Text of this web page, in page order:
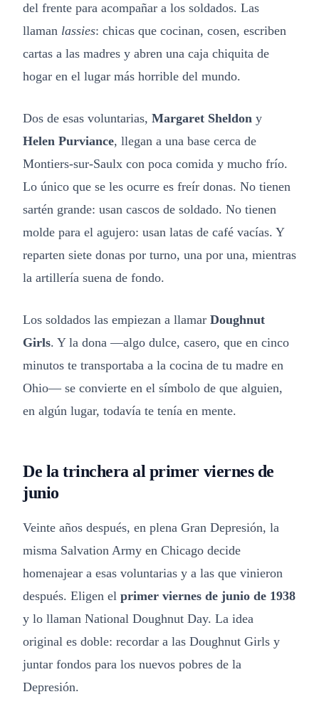
del frente para acompañar a los soldados. Las
llaman lassies: chicas que cocinan, cosen, escriben
cartas a las madres y abren una caja chiquita de
hogar en el lugar más horrible del mundo.
Dos de esas voluntarias, Margaret Sheldon y
Helen Purviance, llegan a una base cerca de
Montiers-sur-Saulx con poca comida y mucho frío.
Lo único que se les ocurre es freír donas. No tienen
sartén grande: usan cascos de soldado. No tienen
molde para el agujero: usan latas de café vacías. Y
reparten siete donas por turno, una por una, mientras
la artillería suena de fondo.
Los soldados las empiezan a llamar Doughnut
Girls. Y la dona —algo dulce, casero, que en cinco
minutos te transportaba a la cocina de tu madre en
Ohio— se convierte en el símbolo de que alguien,
en algún lugar, todavía te tenía en mente.
De la trinchera al primer viernes de
junio
Veinte años después, en plena Gran Depresión, la
misma Salvation Army en Chicago decide
homenajear a esas voluntarias y a las que vinieron
después. Eligen el primer viernes de junio de 1938
y lo llaman National Doughnut Day. La idea
original es doble: recordar a las Doughnut Girls y
juntar fondos para los nuevos pobres de la
Depresión.